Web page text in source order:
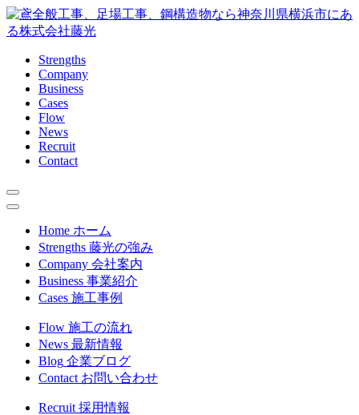
Strengths
Company
Business
Cases
Flow
News
Recruit
Contact
Home ホーム
Strengths 藤光の強み
Company 会社案内
Business 事業紹介
Cases 施工事例
Flow 施工の流れ
News 最新情報
Blog 企業ブログ
Contact お問い合わせ
Recruit 採用情報